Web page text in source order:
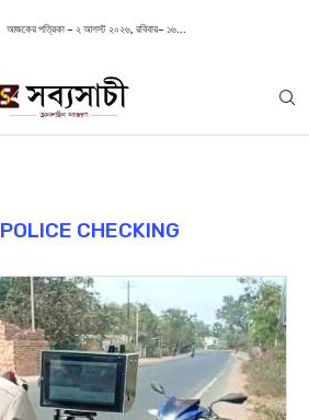
আজকের পত্রিকা – ২ আগস্ট ২০২৬, রবিবার– ১৬...
POLICE CHECKING